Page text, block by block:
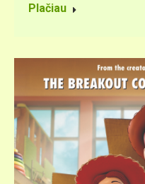
Plačiau